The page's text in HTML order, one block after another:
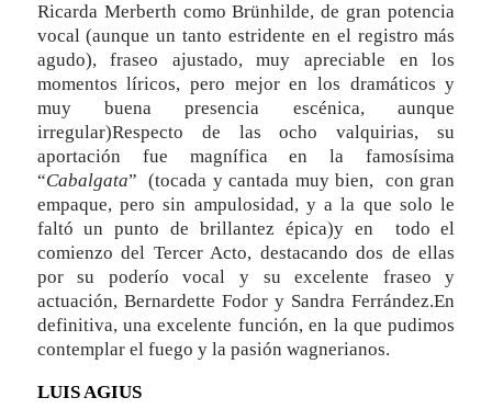
Ricarda Merberth como Brünhilde, de gran potencia
vocal (aunque un tanto estridente en el registro más
agudo), fraseo ajustado, muy apreciable en los
momentos líricos, pero mejor en los dramáticos y
muy buena presencia escénica, aunque
irregular)Respecto de las ocho valquirias, su
aportación fue magnífica en la famosísima
“Cabalgata” (tocada y cantada muy bien, con gran
empaque, pero sin ampulosidad, y a la que solo le
faltó un punto de brillantez épica)y en todo el
comienzo del Tercer Acto, destacando dos de ellas
por su poderío vocal y su excelente fraseo y
actuación, Bernardette Fodor y Sandra Ferrández.En
definitiva, una excelente función, en la que pudimos
contemplar el fuego y la pasión wagnerianos.
LUIS AGIUS